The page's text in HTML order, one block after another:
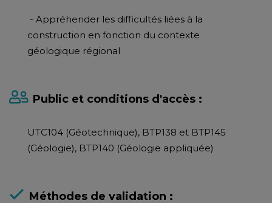
- Appréhender les difficultés liées à la
construction en fonction du contexte
géologique régional
Public et conditions d'accès :
UTC104 (Géotechnique), BTP138 et BTP145
(Géologie), BTP140 (Géologie appliquée)
Méthodes de validation :